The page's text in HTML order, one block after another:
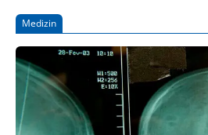
(FAU) hat gemeinsam mit
Spanien, Großbritannien und
BRAINSTORM gestartet.
nicht nur neuronale
sondern sogar mit einzelnen
kommunizieren und dadurch
der Funktionsweise unseres
Medizin